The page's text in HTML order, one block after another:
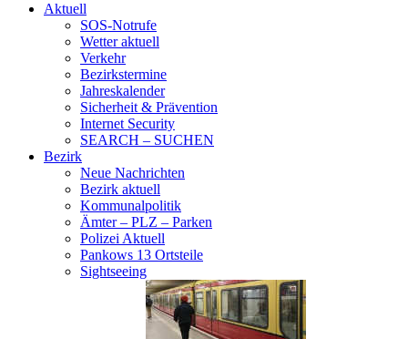
Aktuell
SOS-Notrufe
Wetter aktuell
Verkehr
Bezirkstermine
Jahreskalender
Sicherheit & Prävention
Internet Security
SEARCH – SUCHEN
Bezirk
Neue Nachrichten
Bezirk aktuell
Kommunalpolitik
Ämter – PLZ – Parken
Polizei Aktuell
Pankows 13 Ortsteile
Sightseeing